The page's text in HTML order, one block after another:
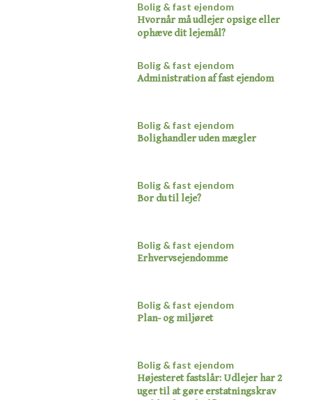
Bolig & fast ejendom
Hvornår må udlejer opsige eller
ophæve dit lejemål?​
Bolig & fast ejendom
Administration af fast ejendom​
Bolig & fast ejendom
Bolighandler uden mægler​
Bolig & fast ejendom
Bor du til leje?​
Bolig & fast ejendom
Erhvervsejendomme​
Bolig & fast ejendom
Plan- og miljøret​
Bolig & fast ejendom
Højesteret fastslår: Udlejer har 2
uger til at gøre erstatningskrav